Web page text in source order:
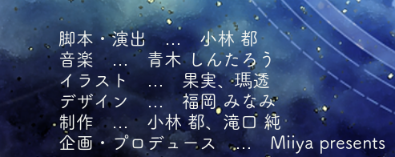
​脚本・演出 … 小林 都
音楽 … 青木 しんたろう
イラスト … 果実、瑪透
デザイン … 福岡 みなみ
​制作 … 小林 都、滝口 純
企画・プロデュース … Miiya presents